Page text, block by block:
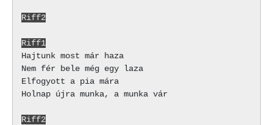
Riff2
Riff1
Hajtunk most már haza
Nem fér bele még egy laza
Elfogyott a pia mára
Holnap újra munka, a munka vár
Riff2